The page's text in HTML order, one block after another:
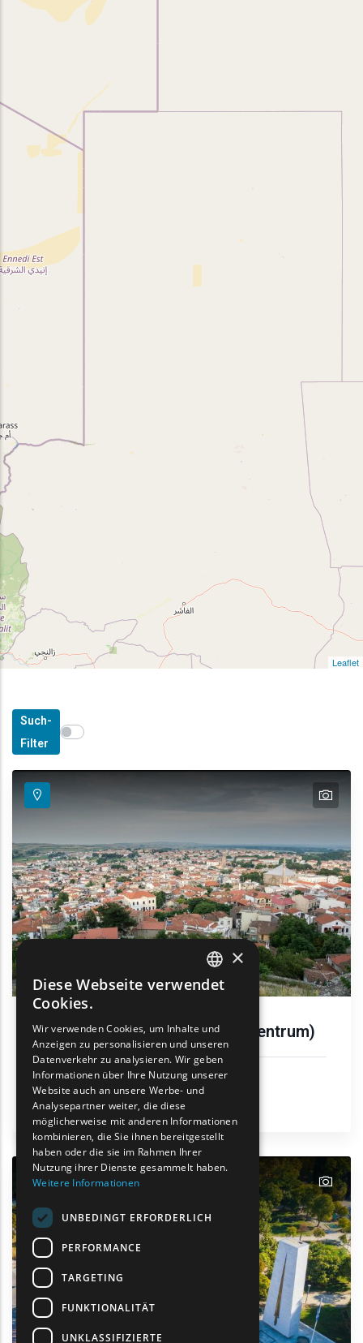
Such-
Filter
Show map on mouse hover
text
Didymoteicho - Soufli (Kulturzentrum)
Städtetourismus
Kultur
Didymoteicho
text
Leaflet
ENGLISH
FRENCH
BULGARIAN
ROMANIAN
TURKISH
×
Diese Webseite verwendet
Cookies.
Wir verwenden Cookies, um Inhalte und
Anzeigen zu personalisieren und unseren
Datenverkehr zu analysieren. Wir geben
Informationen über Ihre Nutzung unserer
Website auch an unsere Werbe- und
Analysepartner weiter, die diese
möglicherweise mit anderen Informationen
kombinieren, die Sie ihnen bereitgestellt
haben oder die sie im Rahmen Ihrer
Nutzung ihrer Dienste gesammelt haben.
Weitere Informationen
UNBEDINGT ERFORDERLICH
PERFORMANCE
TARGETING
FUNKTIONALITÄT
UNKLASSIFIZIERTE